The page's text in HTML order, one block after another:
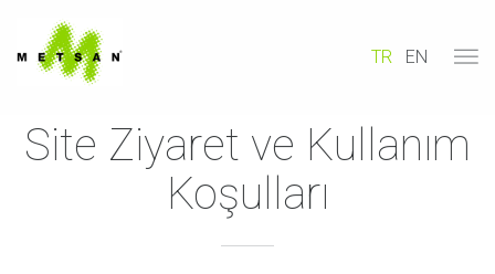
TR EN
Site Ziyaret ve Kullanım
Koşulları